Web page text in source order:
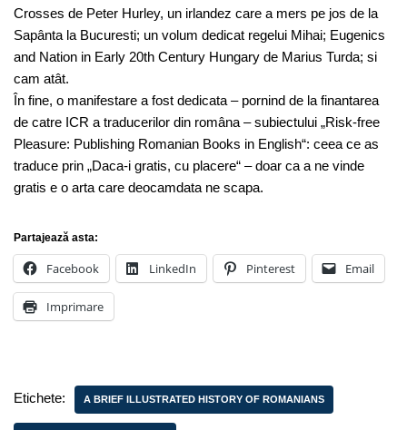
Crosses de Peter Hurley, un irlandez care a mers pe jos de la
Sapânta la Bucuresti; un volum dedicat regelui Mihai; Eugenics
and Nation in Early 20th Century Hungary de Marius Turda; si
cam atât.
În fine, o manifestare a fost dedicata – pornind de la finantarea
de catre ICR a traducerilor din româna – subiectului „Risk-free
Pleasure: Publishing Romanian Books in English“: ceea ce as
traduce prin „Daca-i gratis, cu placere“ – doar ca a ne vinde
gratis e o arta care deocamdata ne scapa.
Partajează asta:
Facebook LinkedIn Pinterest Email
Imprimare
Etichete: A BRIEF ILLUSTRATED HISTORY OF ROMANIANS